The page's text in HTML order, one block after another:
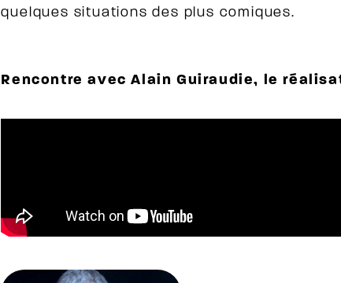
quelques situations des plus comiques.
Rencontre avec Alain Guiraudie, le